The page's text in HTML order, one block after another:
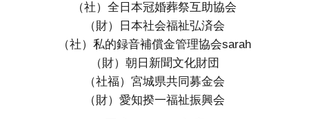
（社）全日本冠婚葬祭互助協会
（財）日本社会福祉弘済会
（社）私的録音補償金管理協会sarah
（財）朝日新聞文化財団
（社福）宮城県共同募金会
（財）愛知揆一福祉振興会